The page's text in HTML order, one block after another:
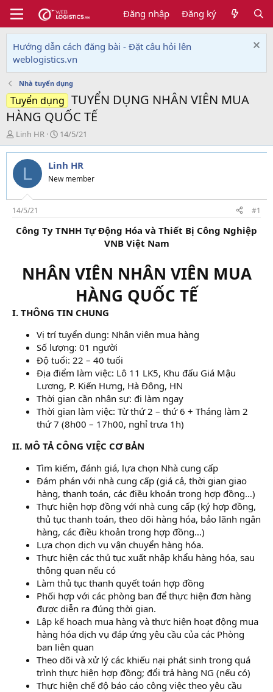
Đăng nhập Đăng ký
Hướng dẫn cách đăng bài - Đặt câu hỏi lên
weblogistics.vn
Nhà tuyển dụng
Tuyển dụng TUYỂN DỤNG NHÂN VIÊN MUA
HÀNG QUỐC TẾ
T
h
r
e
d
s
t
a
r
Linh HR
N
g
à
y
g
i
14/5/21
L Linh HR
New member
14/5/21 #1
Công Ty TNHH Tự Động Hóa và Thiết Bị Công Nghiệp
VNB Việt Nam
NHÂN VIÊN NHÂN VIÊN MUA
HÀNG QUỐC TẾ
I. THÔNG TIN CHUNG
Vị trí tuyển dụng: Nhân viên mua hàng
Số lượng: 01 người
Độ tuổi: 22 – 40 tuổi
Địa điểm làm việc: Lô 11 LK5, Khu đấu Giá Mậu
Lương, P. Kiến Hưng, Hà Đông, HN
Thời gian cần nhân sự: đi làm ngay
Thời gian làm việc: Từ thứ 2 – thứ 6 + Tháng làm 2
thứ 7 (8h00 – 17h00, nghỉ trưa 1h)
II. MÔ TẢ CÔNG VIỆC CƠ BẢN
Tìm kiếm, đánh giá, lựa chọn Nhà cung cấp
Đám phán với nhà cung cấp (giá cả, thời gian giao
hàng, thanh toán, các điều khoản trong hợp đồng…)
Thực hiện hợp đồng với nhà cung cấp (ký hợp đồng,
thủ tục thanh toán, theo dõi hàng hóa, bảo lãnh ngân
hàng, các điều khoản trong hợp đồng…)
Lựa chọn dịch vụ vận chuyển hàng hóa.
Thực hiện các thủ tục xuất nhập khẩu hàng hóa, sau
thông quan nếu có
Làm thủ tục thanh quyết toán hợp đồng
Phối hợp với các phòng ban để thực hiện đơn hàng
được diễn ra đúng thời gian.
Lập kế hoạch mua hàng và thực hiện hoạt động mua
hàng hóa dịch vụ đáp ứng yêu cầu của các Phòng
ban liên quan
Theo dõi và xử lý các khiếu nại phát sinh trong quá
trình thực hiện hợp đồng; đổi trả hàng NG (nếu có)
Thực hiện chế độ báo cáo công việc theo yêu cầu